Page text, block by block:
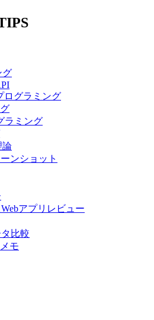
グ
ログラミング
ラミング
論
ンショット
アプリレビュー
比較
モ